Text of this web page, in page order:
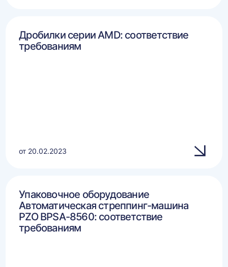
Дробилки серии AMD: соответствие
требованиям
от 20.02.2023
Упаковочное оборудование
Автоматическая стреппинг-машина
PZO BPSA-8560: соответствие
требованиям